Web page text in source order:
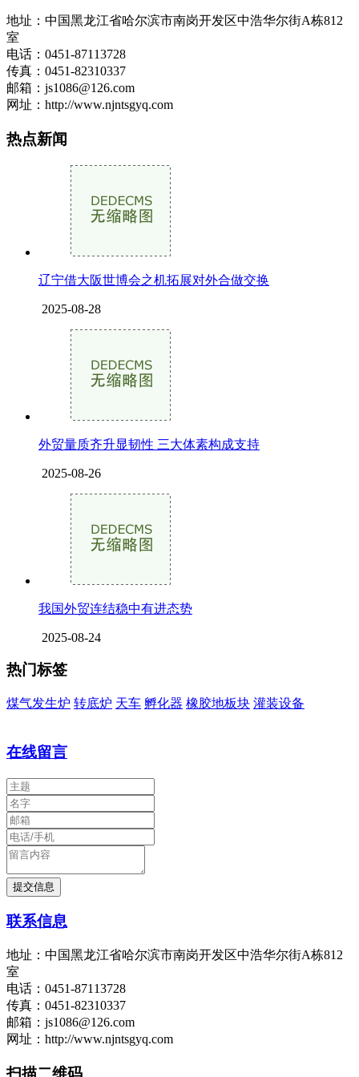
地址：中国黑龙江省哈尔滨市南岗开发区中浩华尔街A栋812
室
电话：0451-87113728
传真：0451-82310337
邮箱：js1086@126.com
网址：http://www.njntsgyq.com
热点新闻
辽宁借大阪世博会之机拓展对外合做交换
2025-08-28
外贸量质齐升显韧性 三大体素构成支持
2025-08-26
我国外贸连结稳中有进态势
2025-08-24
热门标签
煤气发生炉 转底炉 天车 孵化器 橡胶地板块 灌装设备
在线留言
联系信息
地址：中国黑龙江省哈尔滨市南岗开发区中浩华尔街A栋812
室
电话：0451-87113728
传真：0451-82310337
邮箱：js1086@126.com
网址：http://www.njntsgyq.com
扫描二维码